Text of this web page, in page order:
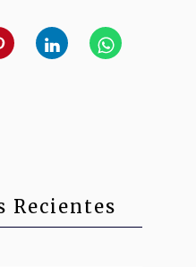
Recientes